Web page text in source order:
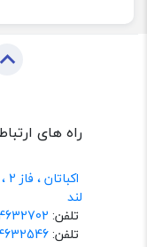
راه های
لند
تلفن: - (021)
تلفن:- (021)